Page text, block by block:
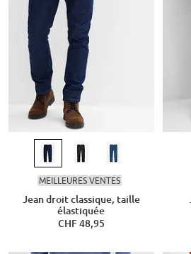
MEILLEURES VENTES
Jean droit classique, taille
élastiquée
CHF 48,95